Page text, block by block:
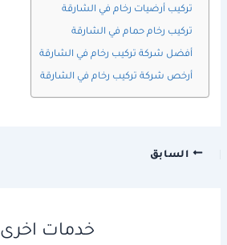
تركيب أرضيات رخام في الشارقة
تركيب رخام حمام في الشارقة
أفضل شركة تركيب رخام في الشارقة
أرخص شركة تركيب رخام في الشارقة
السابق
خدمات اخرى